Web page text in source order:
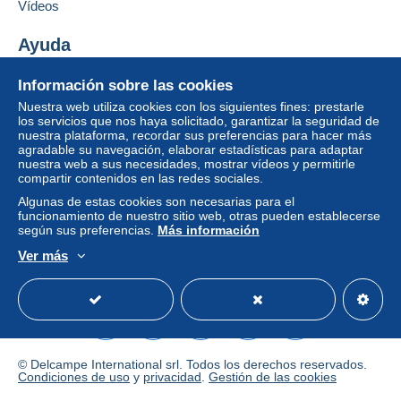
condiciones de uso
díasa partir de la recepción de la declaración final
del vendedor.
Garantía:
Derecho de retracto|Gastos de devolución a
cargo del comprador.
del artículo,consulte las Condiciones de Uso
Delcampe.
Frais de port et de conditionnement au choix et à la
charge de l'acheteur.
Condiciones particulares:
Note:
Frais de conditionnement 0.50 Euro par envoi.
Información sobre las cookies
Nuestra web utiliza cookies con los siguientes fines: prestarle
los servicios que nos haya solicitado, garantizar la seguridad de
nuestra plataforma, recordar sus preferencias para hacer más
agradable su navegación, elaborar estadísticas para adaptar
nuestra web a sus necesidades, mostrar vídeos y permitirle
compartir contenidos en las redes sociales.
Algunas de estas cookies son necesarias para el
funcionamiento de nuestro sitio web, otras pueden establecerse
según sus preferencias. Más información
Ver más
Vídeos
Ayuda
Comprar en Delcampe
Vender en Delcampe
Una página securizada
© Delcampe International srl. Todos los derechos reservados.
Condiciones de uso y privacidad Gestión de las cookies